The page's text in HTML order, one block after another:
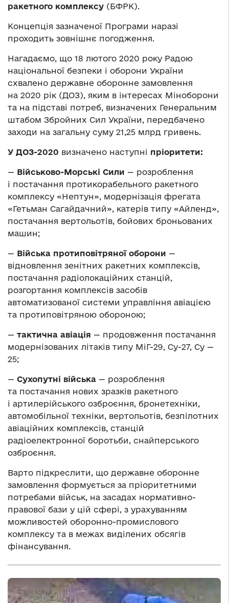
ракетного комплексу (БФРК).
Концепція зазначеної Програми наразі
проходить зовнішнє погодження.
Нагадаємо, що 18 лютого 2020 року Радою
національної безпеки і оборони України
схвалено державне оборонне замовлення
на 2020 рік (ДОЗ), яким в інтересах Міноборони
та на підставі потреб, визначених Генеральним
штабом Збройних Сил України, передбачено
заходи на загальну суму 21,25 млрд гривень.
У ДОЗ-2020 визначено наступні пріоритети:
— Військово-Морські Сили — розроблення
і постачання протикорабельного ракетного
комплексу «Нептун», модернізація фрегата
«Гетьман Сагайдачний», катерів типу «Айленд»,
постачання вертольотів, бойових броньованих
машин;
— Війська протиповітряної оборони —
відновлення зенітних ракетних комплексів,
постачання радіолокаційних станцій,
розгортання комплексів засобів
автоматизованої системи управління авіацією
та протиповітряною обороною;
— тактична авіація — продовження постачання
модернізованих літаків типу МіГ-29, Су-27, Су —
25;
— Сухопутні війська — розроблення
та постачання нових зразків ракетного
і артилерійського озброєння, бронетехніки,
автомобільної техніки, вертольотів, безпілотних
авіаційних комплексів, станцій
радіоелектронної боротьби, снайперського
озброєння.
Варто підкреслити, що державне оборонне
замовлення формується за пріоритетними
потребами військ, на засадах нормативно-
правової бази у цій сфері, з урахуванням
можливостей оборонно-промислового
комплексу та в межах виділених обсягів
фінансування.